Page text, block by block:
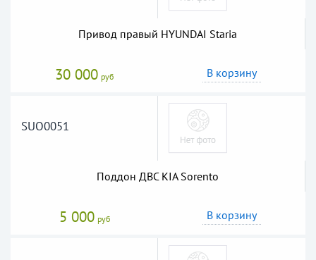
Привод правый HYUNDAI Staria
30 000 руб В корзину
SUO0051
Поддон ДВС KIA Sorento
5 000 руб В корзину